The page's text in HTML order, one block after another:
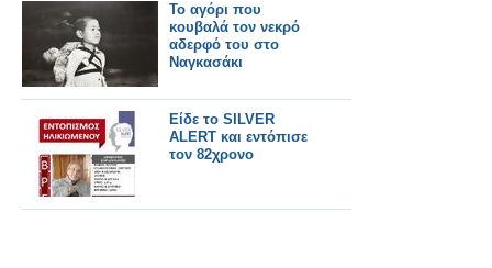
Το αγόρι που
κουβαλά τον νεκρό
αδερφό του στο
Ναγκασάκι
Είδε το SILVER
ALERT και εντόπισε
τον 82χρονο